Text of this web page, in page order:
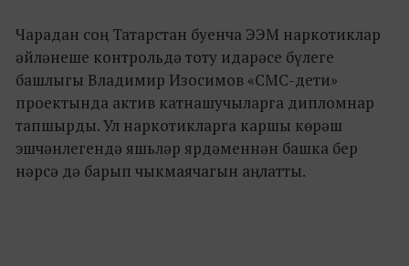
Чарадан соң Татарстан буенча ЭЭМ наркотиклар
әйләнеше контрольдә тоту идарәсе бүлеге
башлыгы Владимир Изосимов «СМС-дети»
проектында актив катнашучыларга дипломнар
тапшырды. Ул наркотикларга каршы көрәш
эшчәнлегендә яшьләр ярдәменнән башка бер
нәрсә дә барып чыкмаячагын аңлатты.